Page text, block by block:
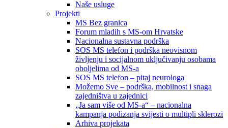
Naše usluge
Projekti
MS Bez granica
Forum mladih s MS-om Hrvatske
Nacionalna sustavna podrška
SOS MS telefon i podrška neovisnom
življenju i socijalnom uključivanju osobama
oboljelima od MS-a
SOS MS telefon – pitaj neurologa
Možemo Sve – podrška, mobilnost i snaga
zajedništva u zajednici
„Ja sam više od MS-a“ – nacionalna
kampanja podizanja svijesti o multipli sklerozi
Arhiva projekata